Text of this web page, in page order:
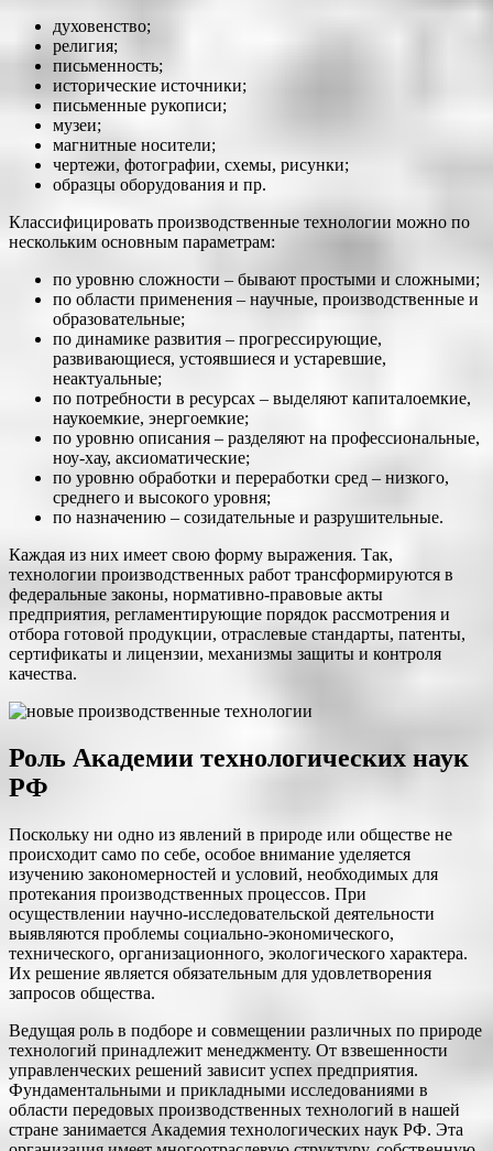
духовенство;
религия;
письменность;
исторические источники;
письменные рукописи;
музеи;
магнитные носители;
чертежи, фотографии, схемы, рисунки;
образцы оборудования и пр.
Классифицировать производственные технологии можно по
нескольким основным параметрам:
по уровню сложности – бывают простыми и сложными;
по области применения – научные, производственные и
образовательные;
по динамике развития – прогрессирующие,
развивающиеся, устоявшиеся и устаревшие,
неактуальные;
по потребности в ресурсах – выделяют капиталоемкие,
наукоемкие, энергоемкие;
по уровню описания – разделяют на профессиональные,
ноу-хау, аксиоматические;
по уровню обработки и переработки сред – низкого,
среднего и высокого уровня;
по назначению – созидательные и разрушительные.
Каждая из них имеет свою форму выражения. Так,
технологии производственных работ трансформируются в
федеральные законы, нормативно-правовые акты
предприятия, регламентирующие порядок рассмотрения и
отбора готовой продукции, отраслевые стандарты, патенты,
сертификаты и лицензии, механизмы защиты и контроля
качества.
Роль Академии технологических наук
РФ
Поскольку ни одно из явлений в природе или обществе не
происходит само по себе, особое внимание уделяется
изучению закономерностей и условий, необходимых для
протекания производственных процессов. При
осуществлении научно-исследовательской деятельности
выявляются проблемы социально-экономического,
технического, организационного, экологического характера.
Их решение является обязательным для удовлетворения
запросов общества.
Ведущая роль в подборе и совмещении различных по природе
технологий принадлежит менеджменту. От взвешенности
управленческих решений зависит успех предприятия.
Фундаментальными и прикладными исследованиями в
области передовых производственных технологий в нашей
стране занимается Академия технологических наук РФ. Эта